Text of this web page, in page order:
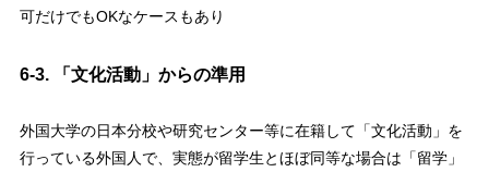
可だけでもOKなケースもあり
6-3. 「文化活動」からの準用
外国大学の日本分校や研究センター等に在籍して「文化活動」を
行っている外国人で、実態が留学生とほぼ同等な場合は「留学」